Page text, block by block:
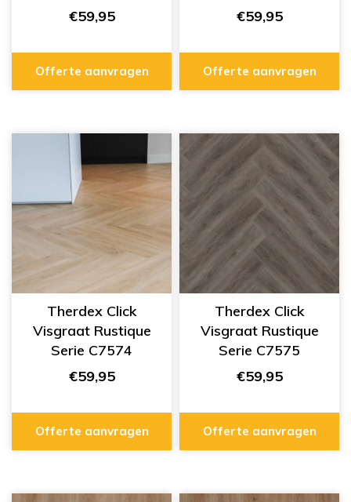
€59,95
Offerte aanvragen
€59,95
Offerte aanvragen
Therdex Click
Visgraat Rustique
Serie C7574
€59,95
Offerte aanvragen
Therdex Click
Visgraat Rustique
Serie C7575
€59,95
Offerte aanvragen